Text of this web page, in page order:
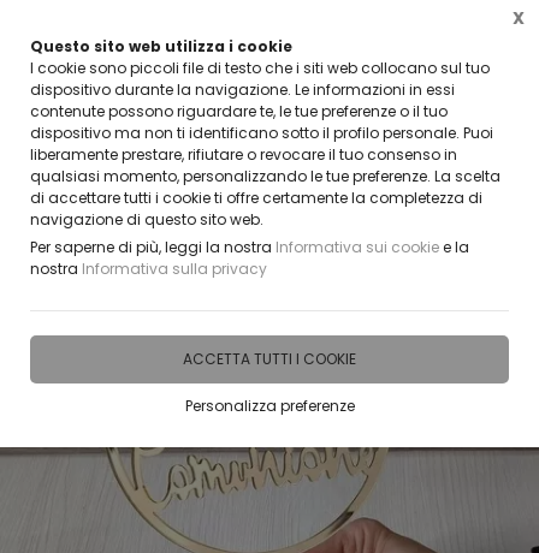
Questo sito web utilizza i cookie
I cookie sono piccoli file di testo che i siti web collocano sul tuo
dispositivo durante la navigazione. Le informazioni in essi
contenute possono riguardare te, le tue preferenze o il tuo
dispositivo ma non ti identificano sotto il profilo personale. Puoi
liberamente prestare, rifiutare o revocare il tuo consenso in
qualsiasi momento, personalizzando le tue preferenze. La scelta
di accettare tutti i cookie ti offre certamente la completezza di
navigazione di questo sito web.
Per saperne di più, leggi la nostra Informativa sui cookiee la
nostra Informativa sulla privacy
ACCETTA TUTTI I COOKIE
Personalizza preferenze
X
CLICCA E SCOPRI I COUPON ATTIVI ADESSO
Home IDEE E REGALI PERSONALIZZABILI CAKE TOPPER Comunione e Cresima